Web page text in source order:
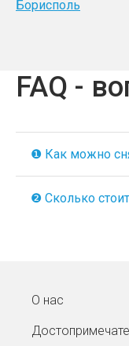
Борисполь
FAQ -
❶ Как можно
❷ Сколько
О нас